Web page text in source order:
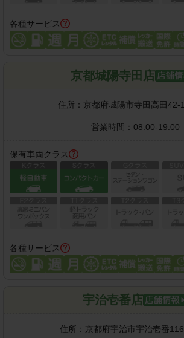
各種サービス
京都城陽寺田店
住所： 京都府城陽市寺田高田42-1
営業時間： 08:00-19:00
保有車両クラス
各種サービス
宇治壱番店
住所： 京都府宇治市宇治壱番116